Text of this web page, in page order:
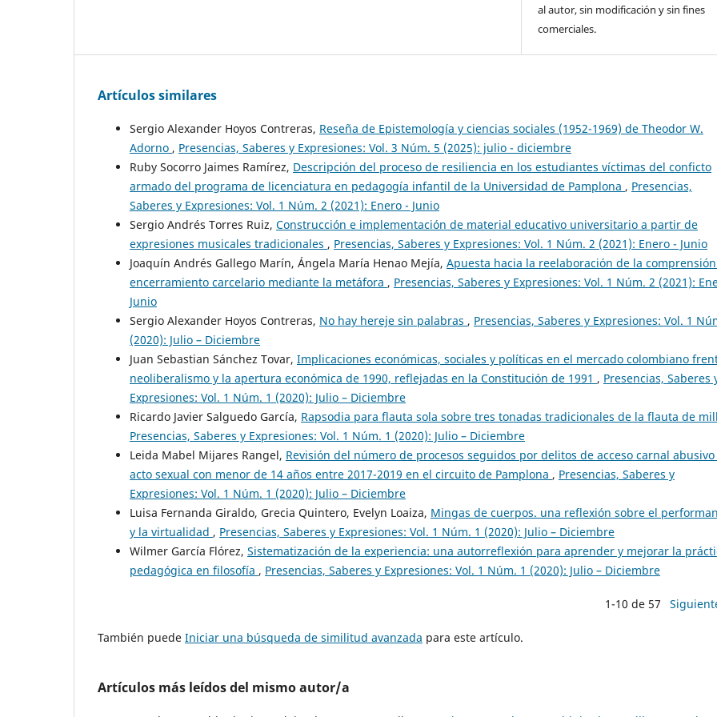
al autor, sin modificación y sin fines
comerciales.
Artículos similares
Sergio Alexander Hoyos Contreras, Reseña de Epistemología y ciencias sociales (1952-1969) de Theodor W.
Adorno , Presencias, Saberes y Expresiones: Vol. 3 Núm. 5 (2025): julio - diciembre
Ruby Socorro Jaimes Ramírez, Descripción del proceso de resiliencia en los estudiantes víctimas del conficto
armado del programa de licenciatura en pedagogía infantil de la Universidad de Pamplona , Presencias,
Saberes y Expresiones: Vol. 1 Núm. 2 (2021): Enero - Junio
Sergio Andrés Torres Ruiz, Construcción e implementación de material educativo universitario a partir de
expresiones musicales tradicionales , Presencias, Saberes y Expresiones: Vol. 1 Núm. 2 (2021): Enero - Junio
Joaquín Andrés Gallego Marín, Ángela María Henao Mejía, Apuesta hacia la reelaboración de la
encerramiento carcelario mediante la metáfora , Presencias, Saberes y Expresiones: Vol. 1 Núm. 2 (2021):
Junio
Sergio Alexander Hoyos Contreras, No hay hereje sin palabras , Presencias, Saberes y Expresiones: Vol. 1
(2020): Julio – Diciembre
Juan Sebastian Sánchez Tovar, Implicaciones económicas, sociales y políticas en el mercado colombiano
neoliberalismo y la apertura económica de 1990, reflejadas en la Constitución de 1991 , Presencias, Saberes
Expresiones: Vol. 1 Núm. 1 (2020): Julio – Diciembre
Ricardo Javier Salguedo García, Rapsodia para flauta sola sobre tres tonadas tradicionales de la flauta de
Presencias, Saberes y Expresiones: Vol. 1 Núm. 1 (2020): Julio – Diciembre
Leida Mabel Mijares Rangel, Revisión del número de procesos seguidos por delitos de acceso carnal abusivo
acto sexual con menor de 14 años entre 2017-2019 en el circuito de Pamplona , Presencias, Saberes y
Expresiones: Vol. 1 Núm. 1 (2020): Julio – Diciembre
Luisa Fernanda Giraldo, Grecia Quintero, Evelyn Loaiza, Mingas de cuerpos. una reflexión sobre el
y la virtualidad , Presencias, Saberes y Expresiones: Vol. 1 Núm. 1 (2020): Julio – Diciembre
Wilmer García Flórez, Sistematización de la experiencia: una autorreflexión para aprender y mejorar la
pedagógica en filosofía , Presencias, Saberes y Expresiones: Vol. 1 Núm. 1 (2020): Julio – Diciembre
1-10 de 57
También puede Iniciar una búsqueda de similitud avanzada para este artículo.
Artículos más leídos del mismo autor/a